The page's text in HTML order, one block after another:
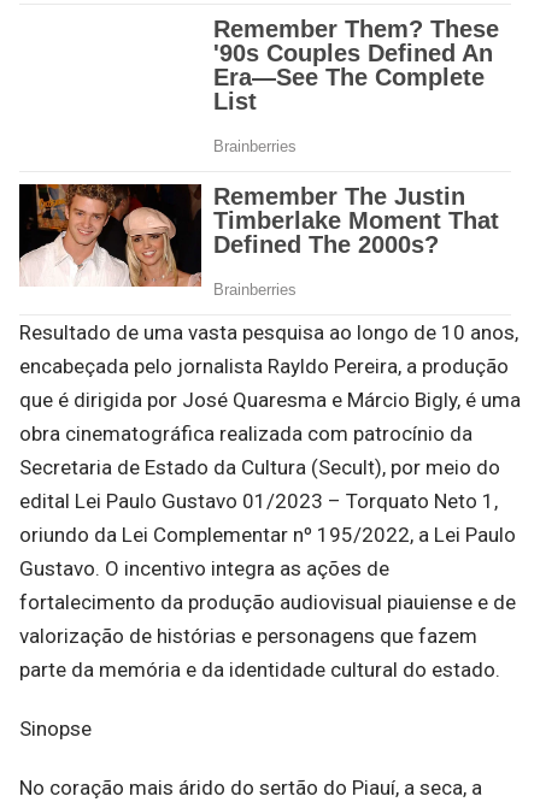
Resultado de uma vasta pesquisa ao longo de 10 anos,
encabeçada pelo jornalista Rayldo Pereira, a produção
que é dirigida por José Quaresma e Márcio Bigly, é uma
obra cinematográfica realizada com patrocínio da
Secretaria de Estado da Cultura (Secult), por meio do
edital Lei Paulo Gustavo 01/2023 – Torquato Neto 1,
oriundo da Lei Complementar nº 195/2022, a Lei Paulo
Gustavo. O incentivo integra as ações de
fortalecimento da produção audiovisual piauiense e de
valorização de histórias e personagens que fazem
parte da memória e da identidade cultural do estado.
Sinopse
No coração mais árido do sertão do Piauí, a seca, a